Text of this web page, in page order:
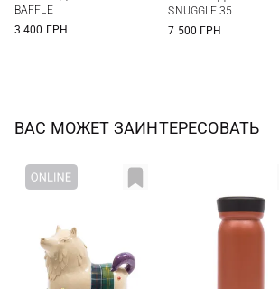
BAFFLE
3 400 ГРН
One Size
SNUGGLE 35
7 500 ГРН
ВАС МОЖЕТ ЗАИНТЕРЕСОВАТЬ